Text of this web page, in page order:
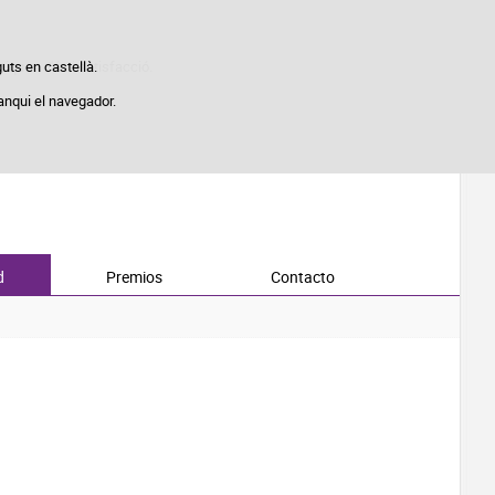
d'ús i satisfacció.
en castellà.
el navegador.
Premios
Contacto